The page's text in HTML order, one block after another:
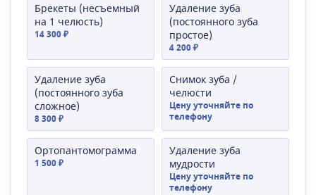
Брекеты (несъемный
на 1 челюсть)
14 300 ₽
Удаление зуба
(постоянного зуба
простое)
4 200 ₽
Удаление зуба
(постоянного зуба
сложное)
8 300 ₽
Снимок зуба /
челюсти
Цену уточняйте по
телефону
Ортопантомограмма
1 500 ₽
Удаление зуба
мудрости
Цену уточняйте по
телефону